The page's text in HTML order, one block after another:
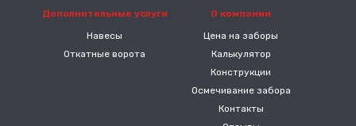
Дополнительные услуги
Навесы
Откатные ворота
О компании
Цена на заборы
Калькулятор
Конструкции
Осмечивание забора
Контакты